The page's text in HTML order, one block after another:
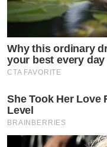
Why this ordinary
your best every day
CTA FAVORITE
She Took Her Love
Level
BRAINBERRIES